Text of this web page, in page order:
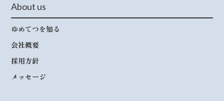
About us
ゆめてつを知る
会社概要
採用方針
メッセージ